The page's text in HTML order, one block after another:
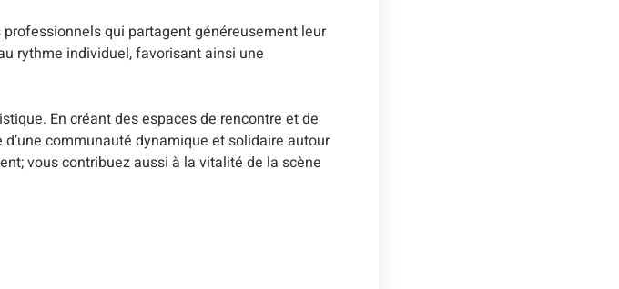
qui partagent généreusement leur
rythme individuel, favorisant ainsi une
En créant des espaces de rencontre et de
communauté dynamique et solidaire autour
vous contribuez aussi à la vitalité de la scène